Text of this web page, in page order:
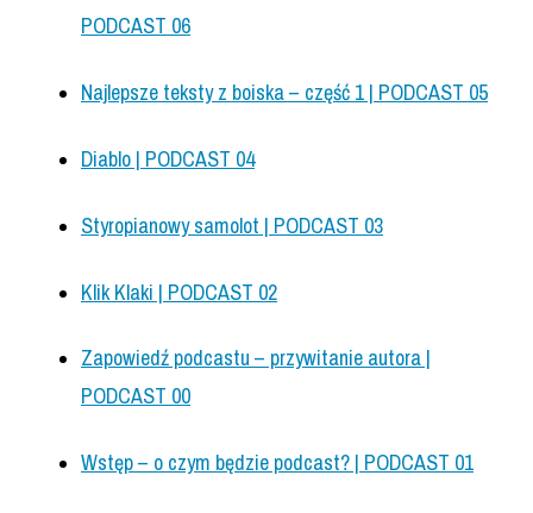
PODCAST 06
Najlepsze teksty z boiska – część 1 | PODCAST 05
Diablo | PODCAST 04
Styropianowy samolot | PODCAST 03
Klik Klaki | PODCAST 02
Zapowiedź podcastu – przywitanie autora |
PODCAST 00
Wstęp – o czym będzie podcast? | PODCAST 01